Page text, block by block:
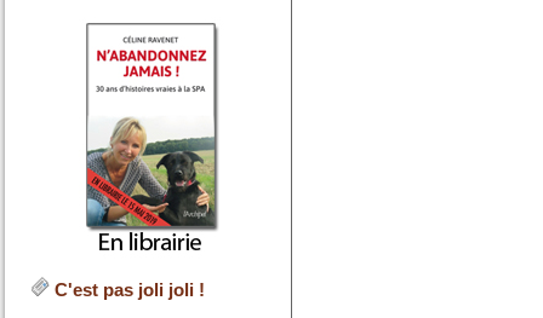
C'est pas joli joli !